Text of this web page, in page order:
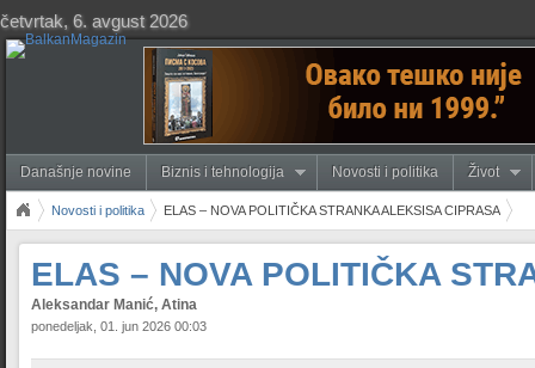
četvrtak, 6. avgust 2026
Današnje novine Biznis i tehnologija Novosti i politika Život
Novosti i politika ELAS – NOVA POLITIČKA STRANKA ALEKSISA CIPRASA
ELAS – NOVA POLITIČKA
Aleksandar Manić, Atina
ponedeljak, 01. jun 2026 00:03